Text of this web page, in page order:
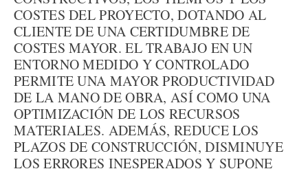
COSTES DEL PROYECTO, DOTANDO AL
CLIENTE DE UNA CERTIDUMBRE DE
COSTES MAYOR. EL TRABAJO EN UN
ENTORNO MEDIDO Y CONTROLADO
PERMITE UNA MAYOR PRODUCTIVIDAD
DE LA MANO DE OBRA, ASÍ COMO UNA
OPTIMIZACIÓN DE LOS RECURSOS
MATERIALES. ADEMÁS, REDUCE LOS
PLAZOS DE CONSTRUCCIÓN, DISMINUYE
LOS ERRORES INESPERADOS Y SUPONE